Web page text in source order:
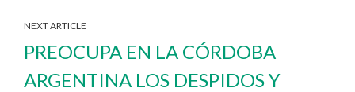
NEXT ARTICLE
PREOCUPA EN LA CÓRDOBA
ARGENTINA LOS DESPIDOS Y